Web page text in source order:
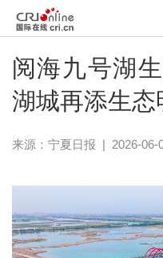
阅海九号湖
湖城再添生态
来源： 宁夏日报 | 2026-06-